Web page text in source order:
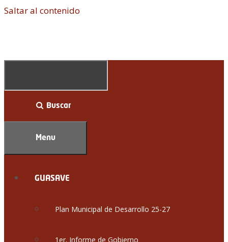
Saltar al contenido
Buscar
Menu
GUASAVE
Plan Municipal de Desarrollo 25-27
1er. Informe de Gobierno